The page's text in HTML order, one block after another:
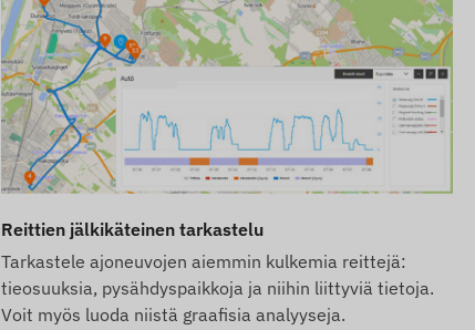
Reittien jälkikäteinen tarkastelu
Tarkastele ajoneuvojen aiemmin kulkemia reittejä:
tieosuuksia, pysähdyspaikkoja ja niihin liittyviä tietoja.
Voit myös luoda niistä graafisia analyyseja.